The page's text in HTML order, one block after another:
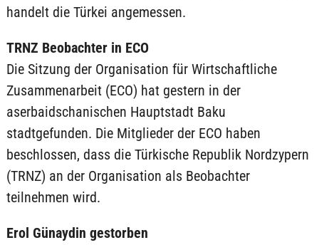
handelt die Türkei angemessen.
TRNZ Beobachter in ECO
Die Sitzung der Organisation für Wirtschaftliche
Zusammenarbeit (ECO) hat gestern in der
aserbaidschanischen Hauptstadt Baku
stadtgefunden. Die Mitglieder der ECO haben
beschlossen, dass die Türkische Republik Nordzypern
(TRNZ) an der Organisation als Beobachter
teilnehmen wird.
Erol Günaydin gestorben